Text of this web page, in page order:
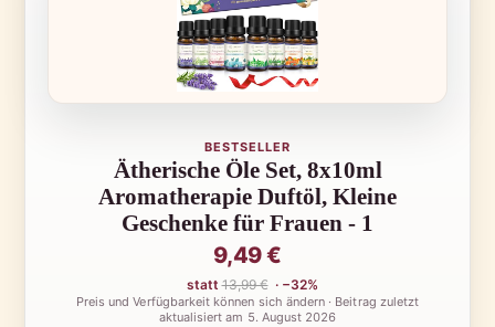
BESTSELLER
Ätherische Öle Set, 8x10ml
Aromatherapie Duftöl, Kleine
Geschenke für Frauen - 1
9,49 €
statt13,99 € · −32%
Preis und Verfügbarkeit können sich ändern · Beitrag zuletzt
aktualisiert am 5. August 2026